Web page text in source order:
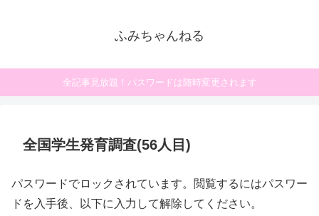
ふみちゃんねる
全記事見放題！パスワードは随時変更されます
全国学生発育調査(56人目)
パスワードでロックされています。閲覧するにはパスワー
ドを入手後、以下に入力して解除してください。